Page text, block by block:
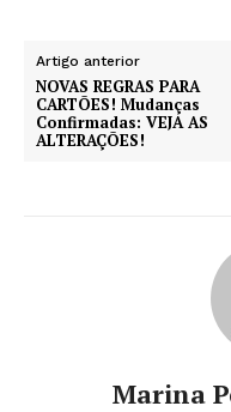
Artigo anterior
NOVAS REGRAS PARA
CARTÕES! Mudanças
Confirmadas: VEJA AS
ALTERAÇÕES!
Marina